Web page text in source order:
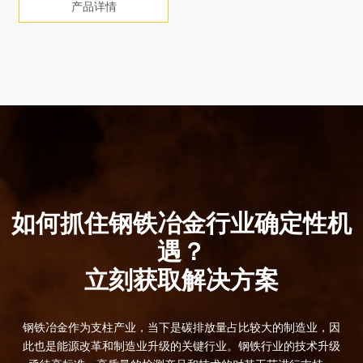
产品详情
产品详情
产品详情
产品详情
产品详情
产品详情
产品详情
产品详情
立即购买
如何抓住钢铁冶金行业确定性机
遇？
立刻获取解决方案
钢铁冶金作为支柱产业，当下是碳排放量占比较大的制造业，因
此也是能源改革和制造业升级的关键行业。钢铁行业的技术升级